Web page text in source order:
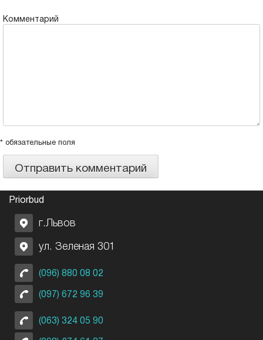
Комментарий
* обязательные поля
Priorbud
г.Львов
ул. Зеленая 301
(096) 880 08 02
(097) 672 96 39
(063) 324 05 90